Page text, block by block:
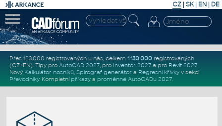
CZ | SK| EN | DE
Přes 123.000 registrovaných u nás, celkem 1.130.000registrovaných
(CZ+EN). Tipy pro AutoCAD 2027, pro Inventor 2027a pro Revit 2027.
Nový Kalkulátor nosníků, Spirograf generátor a Regresní křivkyv sekci
Převodníky. Kompletní příkazya proměnné AutoCADu 2027.